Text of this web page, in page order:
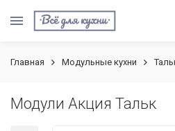
Главная Модульные кухни
Модули Акция Тальк